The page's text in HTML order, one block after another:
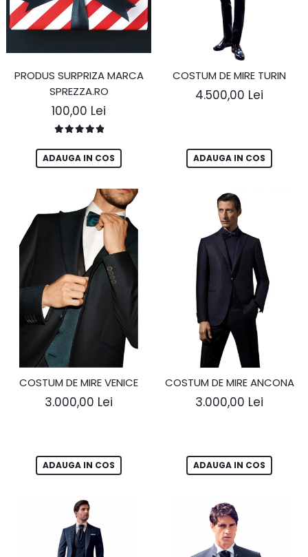
Ace Pin pentru Guler Cămașă
Rochii de mireasă 2027
Pantofi de mireasă
Costume damă elegante
Vesta la comanda
PRODUS SURPRIZA MARCA
SPREZZA.RO
100,00 Lei
ADAUGA IN COS
COSTUM DE MIRE TURIN
4.500,00 Lei
ADAUGA IN COS
COSTUM DE MIRE VENICE
3.000,00 Lei
ADAUGA IN COS
COSTUM DE MIRE ANCONA
3.000,00 Lei
ADAUGA IN COS